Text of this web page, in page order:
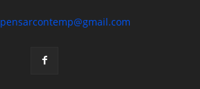
pensarcontemp@gmail.com